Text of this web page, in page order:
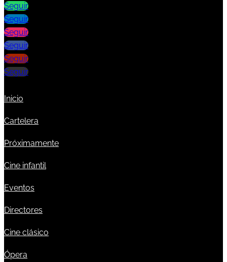
Seguir
Seguir
Seguir
Seguir
Seguir
Seguir
Inicio
Cartelera
Próximamente
Cine infantil
Eventos
Directores
Cine clásico
Ópera